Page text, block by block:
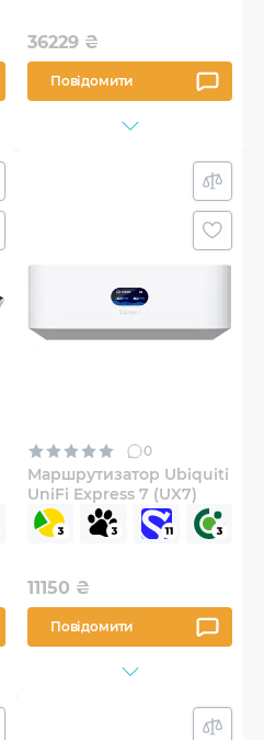
36229 ₴
Повідомити
0
Маршрутизатор Ubiquiti
UniFi Express 7 (UX7)
11150 ₴
Повідомити